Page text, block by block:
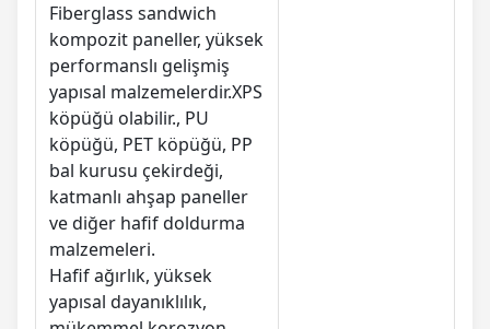
Fiberglass sandwich
kompozit paneller, yüksek
performanslı gelişmiş
yapısal malzemelerdir.XPS
köpüğü olabilir., PU
köpüğü, PET köpüğü, PP
bal kurusu çekirdeği,
katmanlı ahşap paneller
ve diğer hafif doldurma
malzemeleri.
Hafif ağırlık, yüksek
yapısal dayanıklılık,